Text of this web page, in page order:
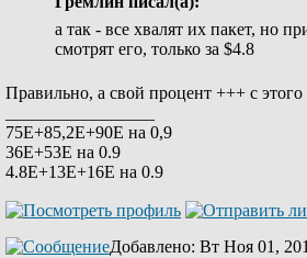
а так - все хвалят их пакет, но
смотрят его, только за $4.8
Правильно, а свой процент +++ с
75Е+85,2Е+90Е на 0,9
36Е+53Е на 0.9
4.8Е+13Е+16Е на 0.9
Добавлено: Вт Ноя 01,